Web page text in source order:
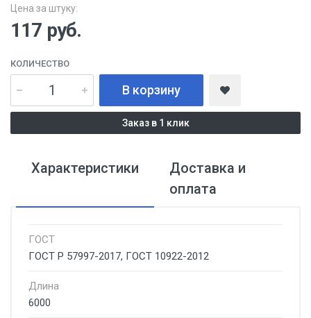
Цена за штуку:
117 руб.
КОЛИЧЕСТВО
В корзину
Заказ в 1 клик
Характеристики
Доставка и
оплата
ГОСТ
ГОСТ Р 57997-2017, ГОСТ 10922-2012
Длина
6000